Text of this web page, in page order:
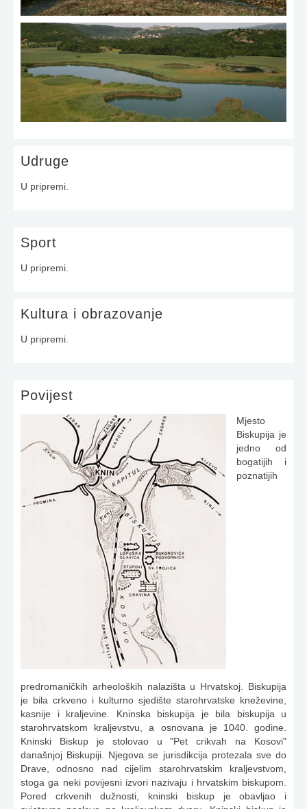
Udruge
U pripremi.
Sport
U pripremi.
Kultura i obrazovanje
U pripremi.
Povijest
Mjesto
Biskupija je
jedno od
bogatijih i
poznatijih
predromaničkih arheoloških nalazišta u Hrvatskoj. Biskupija
je bila crkveno i kulturno sjedište starohr­vatske kneževine,
kasnije i kraljevine. Kninska biskupija je bila biskupija u
starohrvatskom kraljevstvu, a osnovana je 1040. godine.
Kninski Biskup je stolovao u "Pet crikvah na Kosovi"
današnjoj Biskupiji. Njegova se jurisdikcija protezala sve do
Drave, odnosno nad cijelim starohrvatskim kraljevstvom,
stoga ga neki povijesni izvori nazivaju i hrvatskim biskupom.
Pored crkvenih dužnosti, kninski biskup je obavljao i